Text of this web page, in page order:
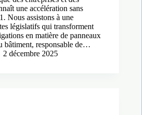
une accélération sans
Nous assistons à une
législatifs qui transforment
en matière de panneaux
bâtiment, responsable de…
2 décembre 2025